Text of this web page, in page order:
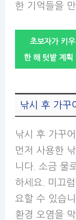
한 기억들을
초보자가 키
한 해 텃밭 계획
낚시 후 가꾸
낚시 후 가꾸
먼저 사용한
니다. 소금 물
하세요. 미끄
요할 수 있습
환경 오염을